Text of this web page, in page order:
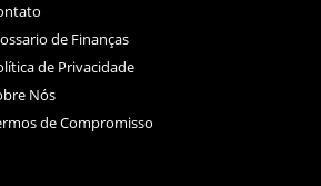
de Finanças
de Privacidade
Nós
de Compromisso